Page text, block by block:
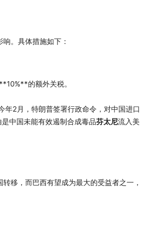
。具体措施如下：
的额外关税。
年2月，特朗普签署行政命令，对中国进口
是中国未能有效遏制合成毒品芬太尼流入美
移，而巴西有望成为最大的受益者之一，